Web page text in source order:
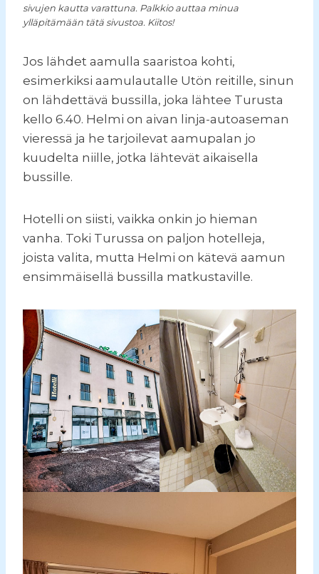
sivujen kautta varattuna. Palkkio auttaa minua
ylläpitämään tätä sivustoa. Kiitos!
Jos lähdet aamulla saaristoa kohti,
esimerkiksi aamulautalle Utön reitille, sinun
on lähdettävä bussilla, joka lähtee Turusta
kello 6.40. Helmi on aivan linja-autoaseman
vieressä ja he tarjoilevat aamupalan jo
kuudelta niille, jotka lähtevät aikaisella
bussille.
Hotelli on siisti, vaikka onkin jo hieman
vanha. Toki Turussa on paljon hotelleja,
joista valita, mutta Helmi on kätevä aamun
ensimmäisellä bussilla matkustaville.